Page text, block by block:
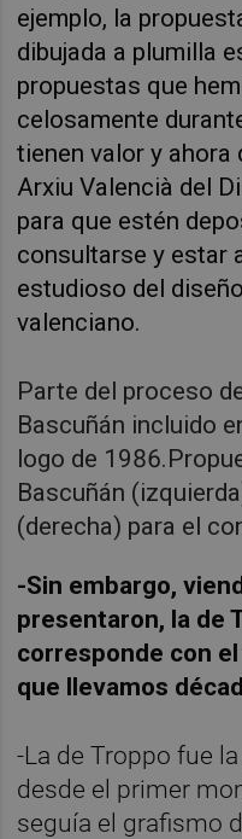
ejemplo, la
dibujada a plumilla
propuestas que
celosamente
tienen valor y ahora
Arxiu Valencià del
para que estén
consultarse y estar
estudioso del
valenciano.
Parte del proceso
Bascuñán incluido
logo de
Bascuñán
(derecha) para el
-Sin embargo,
presentaron, la de
corresponde con
que llevamos
-La de Troppo fue
desde el primer
seguía el grafismo